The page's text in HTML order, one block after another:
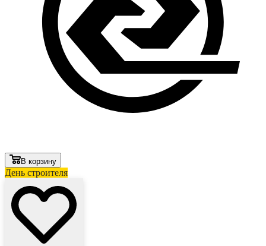
В корзину
День строителя